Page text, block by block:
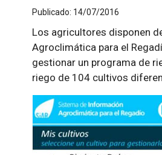
Publicado: 14/07/2016
Los agricultores disponen
Agroclimática para el
gestionar un programa de
riego de 104 cultivos